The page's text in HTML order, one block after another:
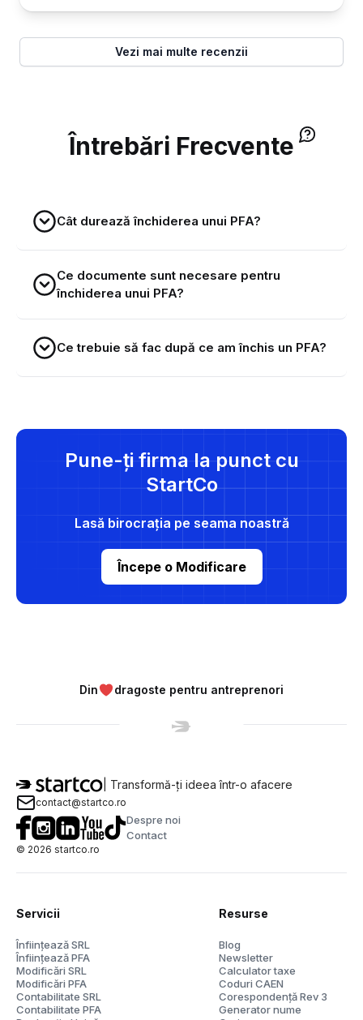
Vezi mai multe recenzii
Întrebări Frecvente
Cât durează închiderea unui PFA?
Ce documente sunt necesare pentru
închiderea unui PFA?
Ce trebuie să fac după ce am închis un PFA?
Pune-ți firma la punct cu
StartCo
Lasă birocrația pe seama noastră
Începe o Modificare
Din dragoste pentru antreprenori
| Transformă-ți ideea într-o afacere
contact@startco.ro
Despre noi
Contact
© 2026 startco.ro
Servicii
Înființează SRL
Înființează PFA
Modificări SRL
Modificări PFA
Contabilitate SRL
Contabilitate PFA
Resurse
Blog
Newsletter
Calculator taxe
Coduri CAEN
Corespondență Rev 3
Generator nume